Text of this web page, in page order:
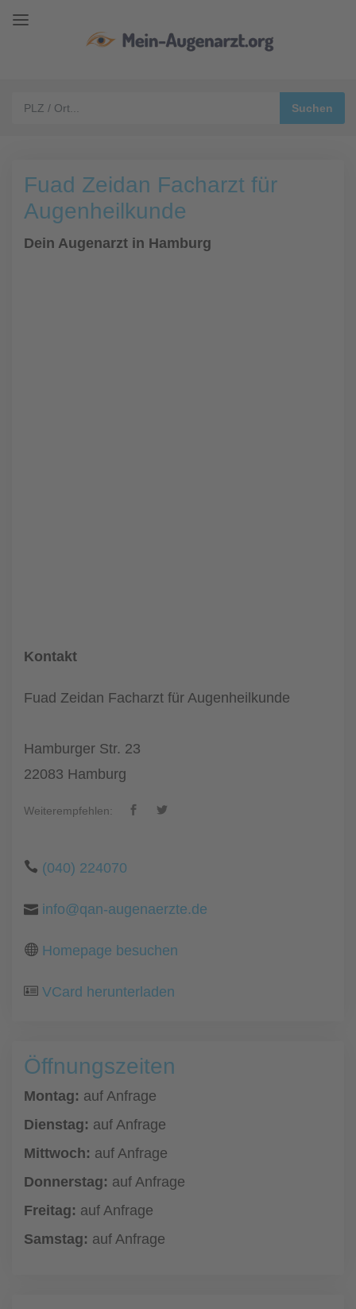
Fuad Zeidan Facharzt für
Augenheilkunde
Dein Augenarzt in Hamburg
Kontakt
Fuad Zeidan Facharzt für Augenheilkunde
Hamburger Str. 23
22083 Hamburg
Weiterempfehlen:
(040) 224070
info@qan-augenaerzte.de
Homepage besuchen
VCard herunterladen
Öffnungszeiten
Montag: auf Anfrage
Dienstag: auf Anfrage
Mittwoch: auf Anfrage
Donnerstag: auf Anfrage
Freitag: auf Anfrage
Samstag: auf Anfrage